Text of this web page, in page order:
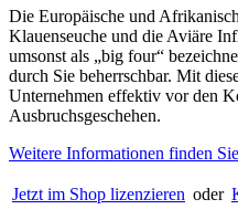
Die Europäische und
Klauenseuche und die Aviäre
umsonst als „big four“
durch Sie beherrschbar. Mit
Unternehmen effektiv vor den
Ausbruchsgeschehen.
Weitere Informationen finden
Jetzt im Shop lizenzieren oder